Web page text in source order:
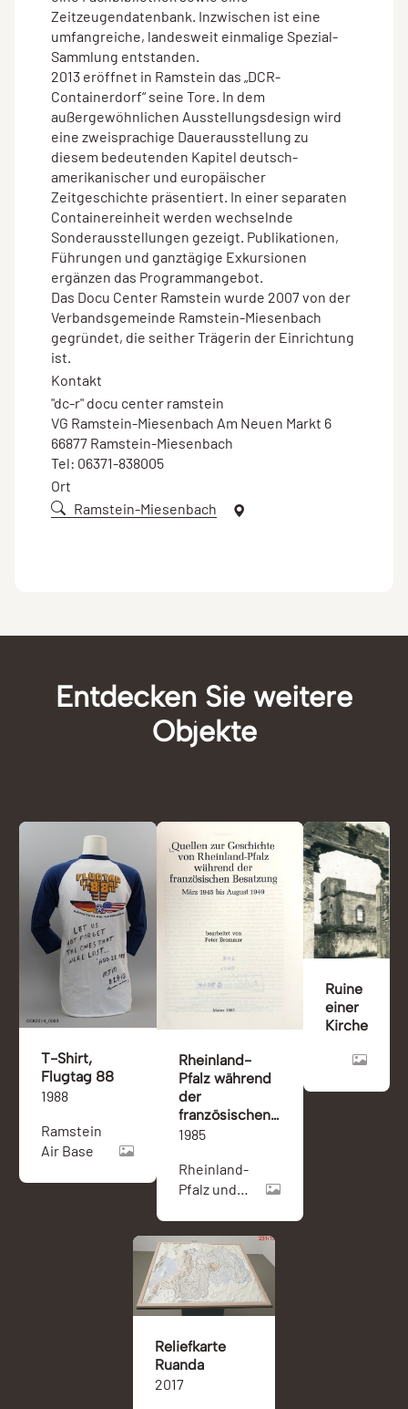
Zeitzeugendatenbank. Inzwischen ist eine
umfangreiche, landesweit einmalige Spezial-
Sammlung entstanden.
2013 eröffnet in Ramstein das „DCR-
Containerdorf“ seine Tore. In dem
außergewöhnlichen Ausstellungsdesign wird
eine zweisprachige Dauerausstellung zu
diesem bedeutenden Kapitel deutsch-
amerikanischer und europäischer
Zeitgeschichte präsentiert. In einer separaten
Containereinheit werden wechselnde
Sonderausstellungen gezeigt. Publikationen,
Führungen und ganztägige Exkursionen
ergänzen das Programmangebot.
Das Docu Center Ramstein wurde 2007 von der
Verbandsgemeinde Ramstein-Miesenbach
gegründet, die seither Trägerin der Einrichtung
ist.
Kontakt
"dc-r" docu center ramstein
VG Ramstein-Miesenbach Am Neuen Markt 6
66877 Ramstein-Miesenbach
Tel: 06371-838005
Ort
Ramstein-Miesenbach
Entdecken Sie weitere
Objekte
T-Shirt,
Flugtag 88
1988
Ramstein
Air Base
Rheinland-
Pfalz während
der
französischen
Besetzung
1985
Rheinland-
Pfalz und
Ruine
einer
Kirche
Reliefkarte
Ruanda
2017